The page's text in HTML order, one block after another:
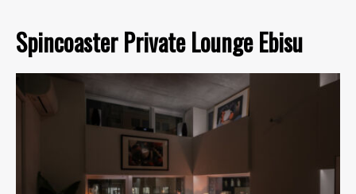
Spincoaster Private Lounge Ebisu